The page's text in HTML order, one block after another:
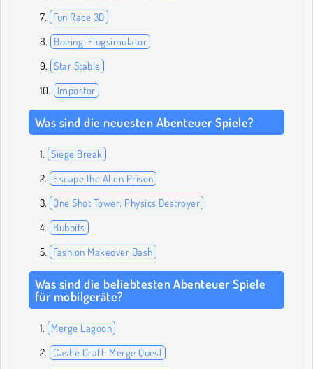
Fun Race 3D
Boeing-Flugsimulator
Star Stable
Impostor
Was sind die neuesten Abenteuer Spiele?
Siege Break
Escape the Alien Prison
One Shot Tower: Physics Destroyer
Bubbits
Fashion Makeover Dash
Was sind die beliebtesten Abenteuer Spiele
für mobilgeräte?
Merge Lagoon
Castle Craft: Merge Quest